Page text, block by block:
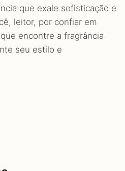
que exale sofisticação e
leitor, por confiar em
encontre a fragrância
seu estilo e